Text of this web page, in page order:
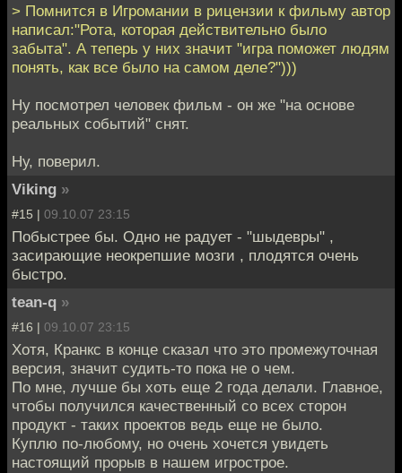
> Помнится в Игромании в рицензии к фильму автор
написал:"Рота, которая действительно было
забыта". А теперь у них значит "игра поможет людям
понять, как все было на самом деле?")))
Ну посмотрел человек фильм - он же "на основе
реальных событий" снят.
Ну, поверил.
Viking »
#15 | 09.10.07 23:15
Побыстрее бы. Одно не радует - "шыдевры" ,
засирающие неокрепшие мозги , плодятся очень
быстро.
tean-q »
#16 | 09.10.07 23:15
Хотя, Кранкс в конце сказал что это промежуточная
версия, значит судить-то пока не о чем.
По мне, лучше бы хоть еще 2 года делали. Главное,
чтобы получился качественный со всех сторон
продукт - таких проектов ведь еще не было.
Куплю по-любому, но очень хочется увидеть
настоящий прорыв в нашем игрострое.